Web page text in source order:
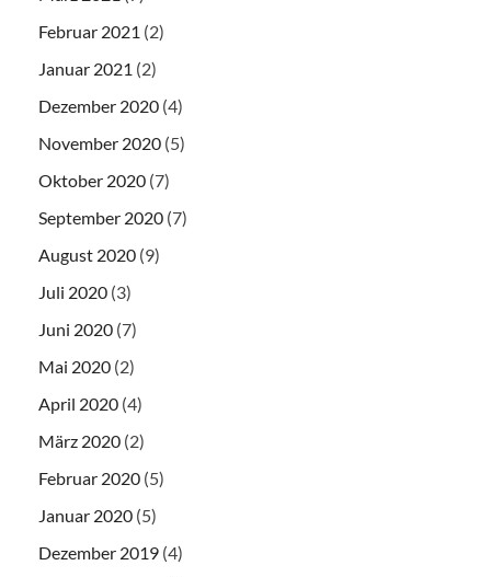
Februar 2021 (2)
Januar 2021 (2)
Dezember 2020 (4)
November 2020 (5)
Oktober 2020 (7)
September 2020 (7)
August 2020 (9)
Juli 2020 (3)
Juni 2020 (7)
Mai 2020 (2)
April 2020 (4)
März 2020 (2)
Februar 2020 (5)
Januar 2020 (5)
Dezember 2019 (4)